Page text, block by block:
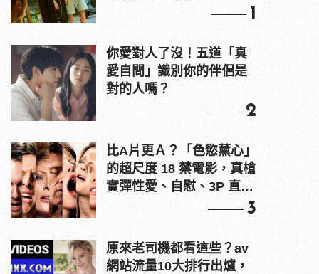
1
你愛對人了沒！五道「真
愛自問」識別你的伴侶是
對的人嗎？
2
比A片更Ａ？「色慾薰心」
的超尺度 18 禁電影，真槍
實彈性愛、自慰、3P 直接
3
原來老司機都看這些？av
網站流量10大排行出爐，